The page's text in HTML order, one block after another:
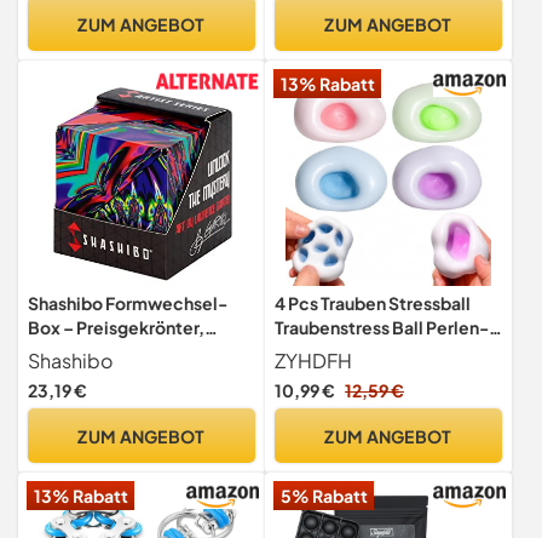
Toys, Beruhigend Bei Stress
ZUM ANGEBOT ZUM ANGEBOT
Shashibo Formwechsel-
Box – Preisgekrönter,
patentierter Zappelwürfel
mit 36 Seltenerdmagneten
– lässt Sich in über 100
(Chaos)
Shashibo
23,19 €
ZUM ANGEBOT
13% Rabatt
4 Pcs Trauben Stressball
Traubenstress Ball Perlen-
Stressball Kleines Perlen-
Quetschball-Spielzeug
Anti Stress Spielzeug Bälle
Entspannen
ZYHDFH
10,99 € 12,59 €
ZUM ANGEBOT
13% Rabatt 5% Rabatt